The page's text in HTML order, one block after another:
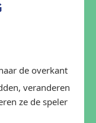
de overkant
veranderen
ze de speler